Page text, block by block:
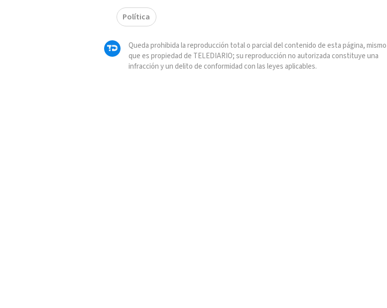
Política
Queda prohibida la reproducción total o parcial del contenido de esta página, mismo
que es propiedad de TELEDIARIO; su reproducción no autorizada constituye una
infracción y un delito de conformidad con las leyes aplicables.